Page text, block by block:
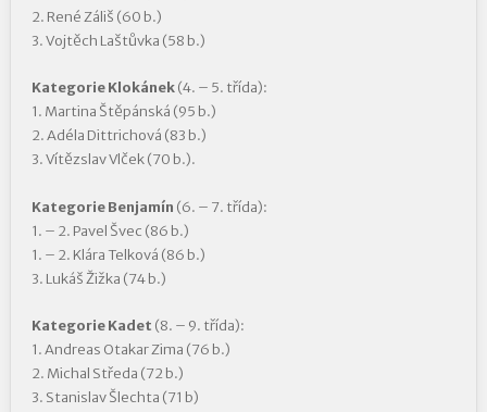
2. René Záliš (60 b.)
3. Vojtěch Laštůvka (58 b.)
Kategorie Klokánek(4. – 5. třída):
1. Martina Štěpánská (95 b.)
2. Adéla Dittrichová (83 b.)
3. Vítězslav Vlček (70 b.).
Kategorie Benjamín (6. – 7. třída):
1. – 2. Pavel Švec (86 b.)
1. – 2. Klára Telková (86 b.)
3. Lukáš Žižka (74 b.)
Kategorie Kadet (8. – 9. třída):
1. Andreas Otakar Zima (76 b.)
2. Michal Středa (72 b.)
3. Stanislav Šlechta (71 b)